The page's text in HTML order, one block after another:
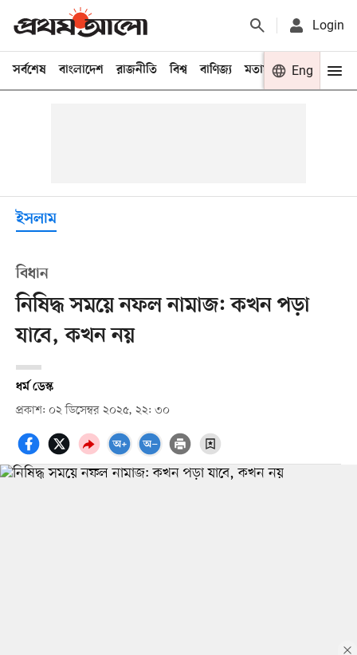
Login
সর্বশেষ বাংলাদেশ রাজনীতি বিশ্ব বাণিজ্য মতামত খেলা
Eng
ইসলাম
বিধান
নিষিদ্ধ সময়ে নফল নামাজ: কখন পড়া
যাবে, কখন নয়
ধর্ম ডেস্ক
প্রকাশ: ০২ ডিসেম্বর ২০২৫, ২২: ৩০